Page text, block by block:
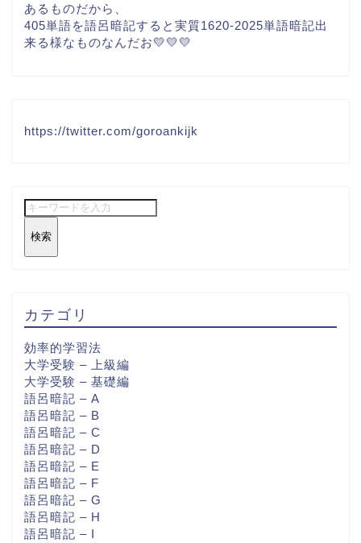
あるものだから、
405単語を語呂暗記すると実質1620-2025単語暗記出
来る様なものなんだお💛💛💛
https://twitter.com/goroankijk
検索
カテゴリ
効率的学習法
大学受験 – 上級編
大学受験 – 基礎編
語呂暗記 – A
語呂暗記 – B
語呂暗記 – C
語呂暗記 – D
語呂暗記 – E
語呂暗記 – F
語呂暗記 – G
語呂暗記 – H
語呂暗記 – I